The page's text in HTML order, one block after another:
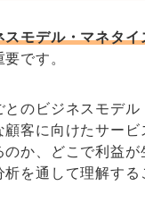
スモデル・マネタイ
です。
とのビジネスモデル
顧客に向けたサービ
のか、どこで利益が
析を通して理解する